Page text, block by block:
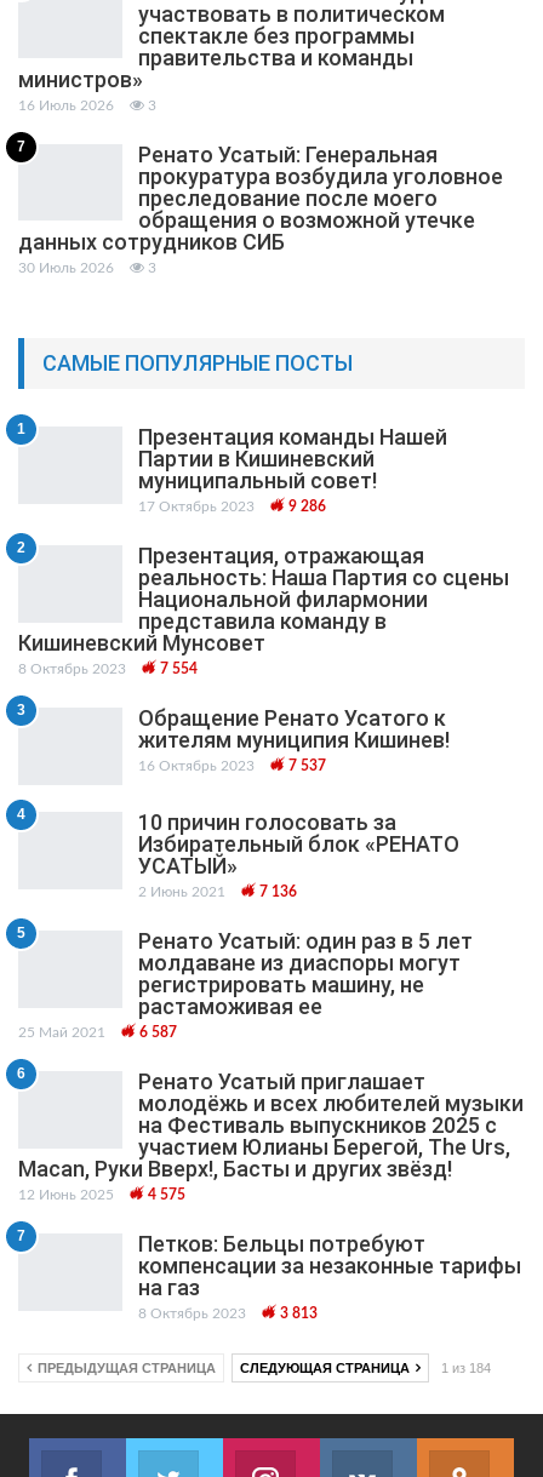
участвовать в политическом
спектакле без программы
правительства и команды
министров»
16 Июль 2026 3
7
Ренато Усатый: Генеральная
прокуратура возбудила уголовное
преследование после моего
обращения о возможной утечке
данных сотрудников СИБ
30 Июль 2026 3
САМЫЕ ПОПУЛЯРНЫЕ ПОСТЫ
1
Презентация команды Нашей
Партии в Кишиневский
муниципальный cовет!
17 Октябрь 2023 9 286
2
Презентация, отражающая
реальность: Наша Партия со сцены
Национальной филармонии
представила команду в
Кишиневский Мунсовет
8 Октябрь 2023 7 554
3
Обращение Ренато Усатого к
жителям муниципия Кишинев!
16 Октябрь 2023 7 537
4
10 причин голосовать за
Избирательный блок «РЕНАТО
УСАТЫЙ»
2 Июнь 2021 7 136
5
Ренато Усатый: один раз в 5 лет
молдаване из диаспоры могут
регистрировать машину, не
растаможивая ее
25 Май 2021 6 587
6
Ренато Усатый приглашает
молодёжь и всех любителей музыки
на Фестиваль выпускников 2025 с
участием Юлианы Берегой, The Urs,
Macan, Руки Вверх!, Басты и других звёзд!
12 Июнь 2025 4 575
7
Петков: Бельцы потребуют
компенсации за незаконные тарифы
на газ
8 Октябрь 2023 3 813
ПРЕДЫДУЩАЯ СТРАНИЦА СЛЕДУЮЩАЯ СТРАНИЦА 1 из 184
Facebook Twitter